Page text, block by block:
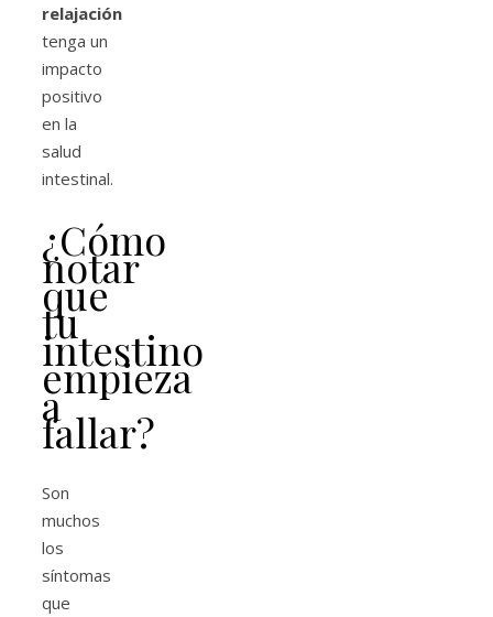
relajación
tenga un
impacto
positivo
en la
salud
intestinal.
¿Cómo
notar
que
tu
intestino
empieza
a
fallar?
Son
muchos
los
síntomas
que